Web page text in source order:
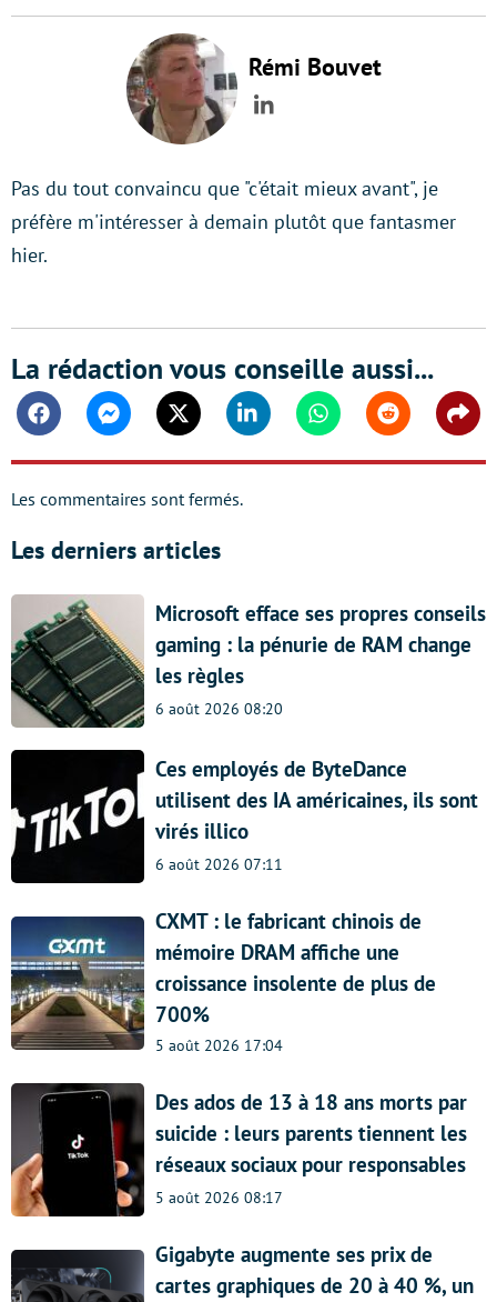
Rémi Bouvet
LinkedIn
Pas du tout convaincu que "c'était mieux avant", je
préfère m'intéresser à demain plutôt que fantasmer
hier.
La rédaction vous conseille aussi...
FacebookMessengerTwitter Linkedin WhatsappReddit
Les commentaires sont fermés.
Les derniers articles
Microsoft efface ses propres conseils
gaming : la pénurie de RAM change
les règles
6 août 2026 08:20
Ces employés de ByteDance
utilisent des IA américaines, ils sont
virés illico
6 août 2026 07:11
CXMT : le fabricant chinois de
mémoire DRAM affiche une
croissance insolente de plus de
700%
5 août 2026 17:04
Des ados de 13 à 18 ans morts par
suicide : leurs parents tiennent les
réseaux sociaux pour responsables
5 août 2026 08:17
Gigabyte augmente ses prix de
cartes graphiques de 20 à 40 %, un